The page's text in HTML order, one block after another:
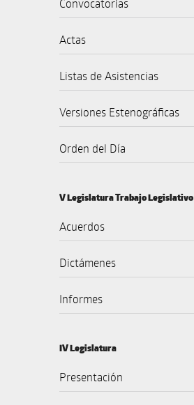
Convocatorias
Actas
Listas de Asistencias
Versiones Estenográficas
Orden del Día
V Legislatura Trabajo Legislativo
Acuerdos
Dictámenes
Informes
IV Legislatura
Presentación